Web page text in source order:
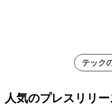
テック
人気のプレスリリー